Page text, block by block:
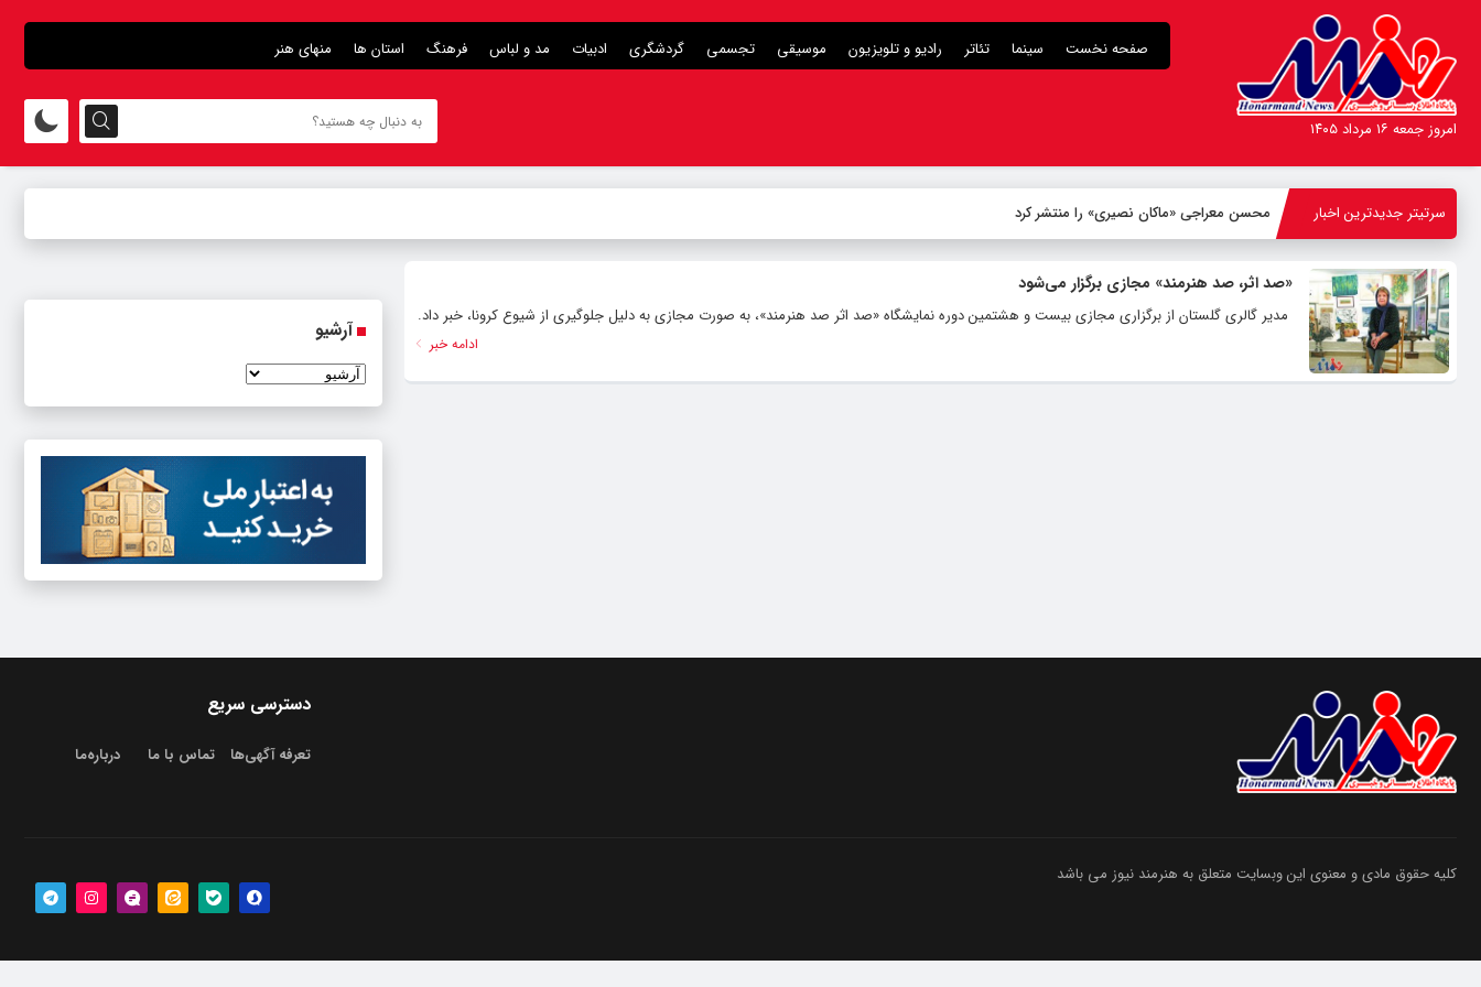
صفحه نخست سینما تئاتر رادیو و تلویزیون موسیقی تجسمی گردشگری ادبیات مد و لباس فرهنگ استان ها منهای هنر
امروز جمعه ۱۶ مرداد ۱۴۰۵
سرتیتر جدیدترین اخبار محسن معراجی «ماکان نصیری» را منتشر کرد
«صد اثر، صد هنرمند» مجازی برگزار می‌شود
مدیر گالری گلستان از برگزاری مجازی بیست و هشتمین دوره نمایشگاه «صد اثر صد هنرمند»، به صورت مجازی به دلیل جلوگیری از شیوع کرونا، خبر داد.
ادامه خبر
آرشیو
دسترسی سریع
تعرفه آگهی‌ها تماس با ما درباره‌‌ما
کلیه حقوق مادی و معنوی این وبسایت متعلق به هنرمند نیوز می باشد